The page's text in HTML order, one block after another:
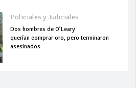
Policiales y Judiciales
Dos hombres de O’Leary
querían comprar oro, pero terminaron
asesinados